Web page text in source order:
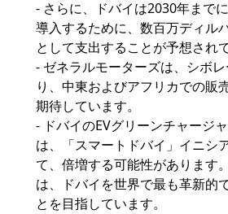
- さらに、ドバイは2030年まで
導入するために、数百万ディル
として支出することが予想され
- ゼネラルモーターズは、シボ
り、中東およびアフリカでの販
期待しています。
- ドバイのEVグリーンチャージ
は、「スマートドバイ」イニシ
て、倍増する可能性があります
は、ドバイを世界で最も革新的
とを目指しています。